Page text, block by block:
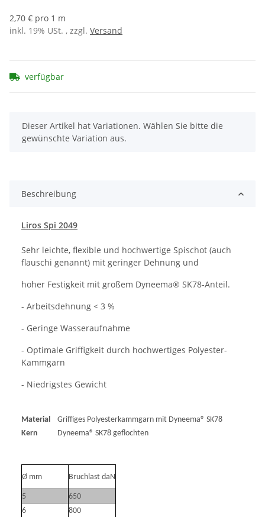
2,70 € pro 1 m
inkl. 19% USt. , zzgl. Versand
verfügbar
x
Dieser Artikel hat Variationen. Wählen Sie bitte die
gewünschte Variation aus.
Beschreibung
Liros Spi 2049
Sehr leichte, flexible und hochwertige Spischot (auch
flauschi genannt) mit geringer Dehnung und
hoher Festigkeit mit großem Dyneema® SK78-Anteil.
- Arbeitsdehnung < 3 %
- Geringe Wasseraufnahme
- Optimale Griffigkeit durch hochwertiges Polyester-
Kammgarn
- Niedrigstes Gewicht
Material
Griffiges Polyesterkammgarn mit Dyneema® SK78
Kern
Dyneema® SK78 geflochten
Ø mm Bruchlast daN
5
650
6
800